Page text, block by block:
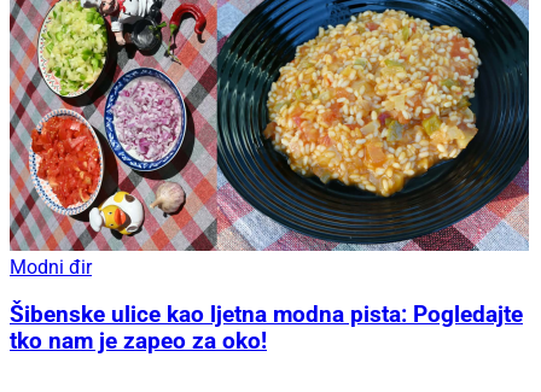
Modni đir
Šibenske ulice kao ljetna modna pista: Pogledajte
tko nam je zapeo za oko!